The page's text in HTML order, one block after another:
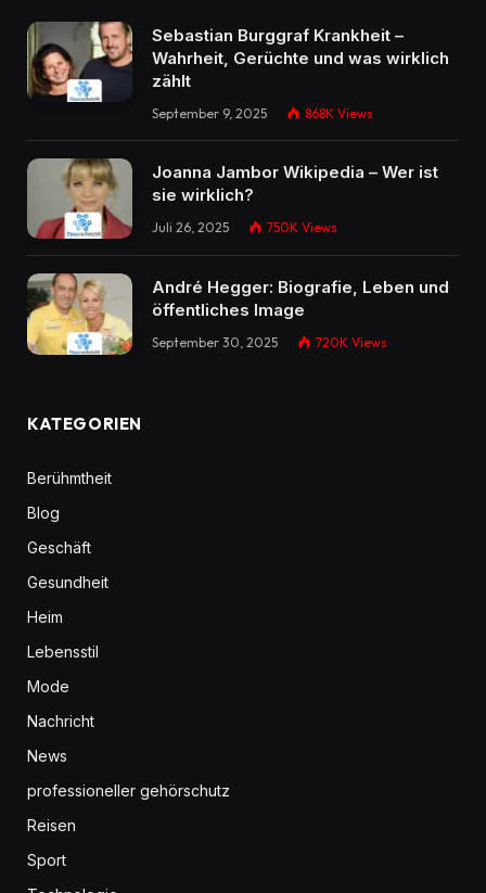
Sebastian Burggraf Krankheit –
Wahrheit, Gerüchte und was wirklich
zählt
September 9, 2025 868K Views
Joanna Jambor Wikipedia – Wer ist
sie wirklich?
Juli 26, 2025 750K Views
André Hegger: Biografie, Leben und
öffentliches Image
September 30, 2025 720K Views
KATEGORIEN
Berühmtheit
Blog
Geschäft
Gesundheit
Heim
Lebensstil
Mode
Nachricht
News
professioneller gehörschutz
Reisen
Sport